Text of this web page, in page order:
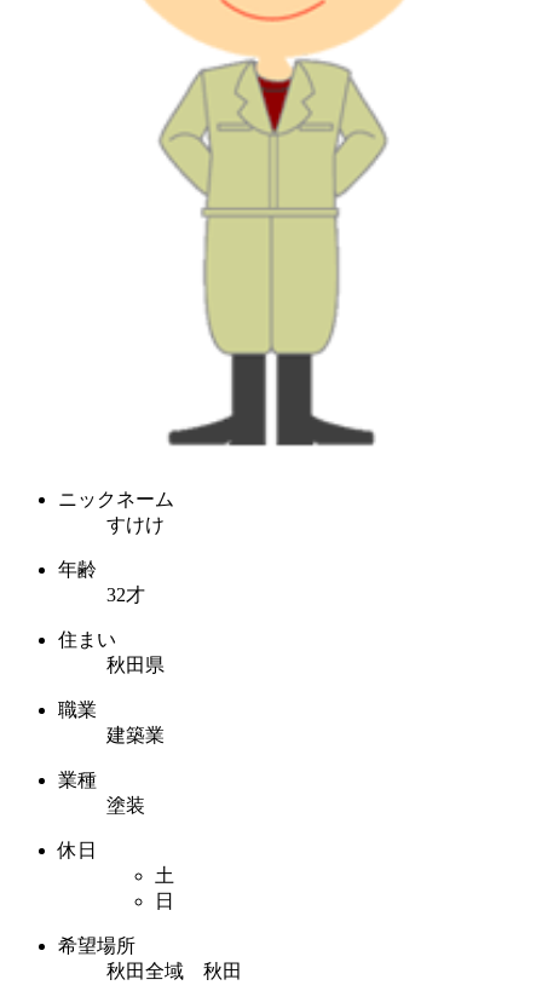
ニックネーム
すけけ
年齢
32才
住まい
秋田県
職業
建築業
業種
塗装
休日
土
日
希望場所
秋田全域 秋田